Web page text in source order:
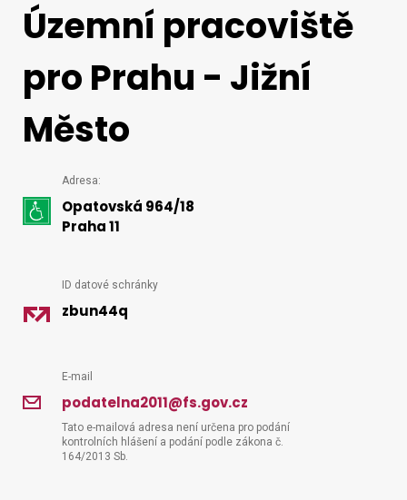
Daně
Mezinárodní spolupráce
Kontakty
Územní pracoviště
pro Prahu - Jižní
Město
Podrobný
kontakt
Adresa:
Opatovská 964/18
Praha 11
ID datové schránky
zbun44q
E-mail
podatelna2011@fs.gov.cz
Tato e-mailová adresa není určena pro podání
kontrolních hlášení a podání podle zákona č.
164/2013 Sb.